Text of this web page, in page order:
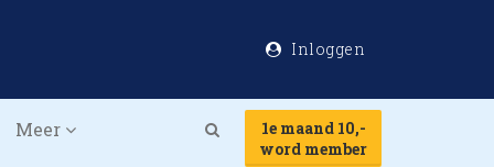
Inloggen
Meer
1e maand 10,-
word member